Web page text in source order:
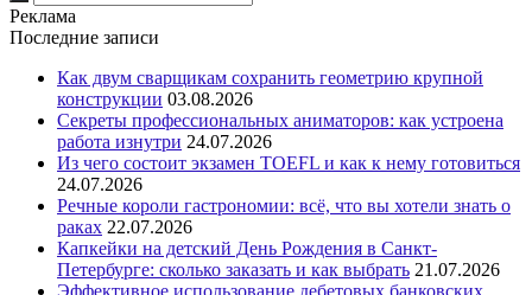
Реклама
Последние записи
Как двум сварщикам сохранить геометрию крупной
конструкции 03.08.2026
Секреты профессиональных аниматоров: как устроена
работа изнутри 24.07.2026
Из чего состоит экзамен TOEFL и как к нему готовиться
24.07.2026
Речные короли гастрономии: всё, что вы хотели знать о
раках 22.07.2026
Капкейки на детский День Рождения в Санкт-
Петербурге: сколько заказать и как выбрать 21.07.2026